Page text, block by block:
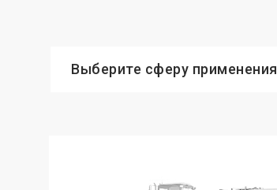
Выберите сферу применения